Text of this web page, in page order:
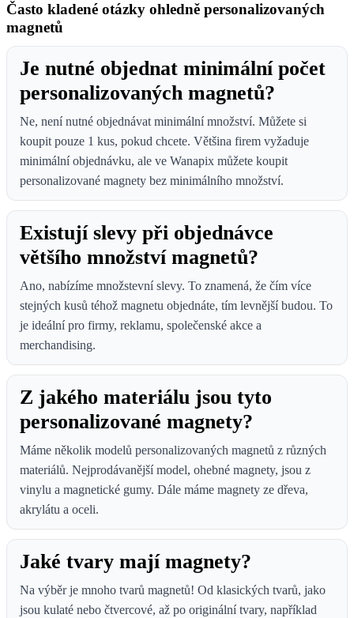
Často kladené otázky ohledně personalizovaných
magnetů
Je nutné objednat minimální počet
personalizovaných magnetů?
Ne, není nutné objednávat minimální množství. Můžete si
koupit pouze 1 kus, pokud chcete. Většina firem vyžaduje
minimální objednávku, ale ve Wanapix můžete koupit
personalizované magnety bez minimálního množství.
Existují slevy při objednávce
většího množství magnetů?
Ano, nabízíme množstevní slevy. To znamená, že čím více
stejných kusů téhož magnetu objednáte, tím levnější budou. To
je ideální pro firmy, reklamu, společenské akce a
merchandising.
Z jakého materiálu jsou tyto
personalizované magnety?
Máme několik modelů personalizovaných magnetů z různých
materiálů. Nejprodávanější model, ohebné magnety, jsou z
vinylu a magnetické gumy. Dále máme magnety ze dřeva,
akrylátu a oceli.
Jaké tvary mají magnety?
Na výběr je mnoho tvarů magnetů! Od klasických tvarů, jako
jsou kulaté nebo čtvercové, až po originální tvary, například